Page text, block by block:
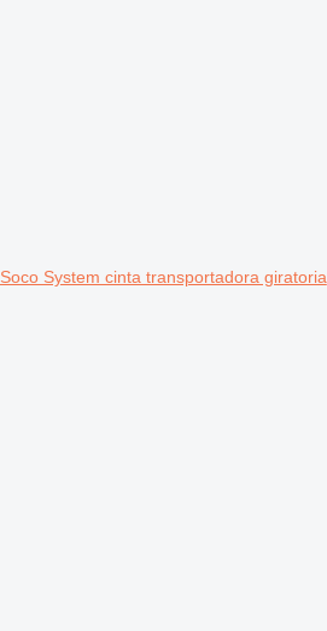
Soco System cinta transportadora giratoria